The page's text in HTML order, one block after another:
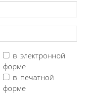
в электронной
форме
в печатной
форме